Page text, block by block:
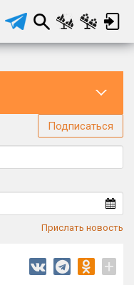
Подписаться
Прислать новость
+